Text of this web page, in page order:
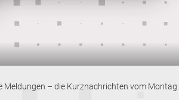
Meldungen – die Kurznachrichten vom Montag.